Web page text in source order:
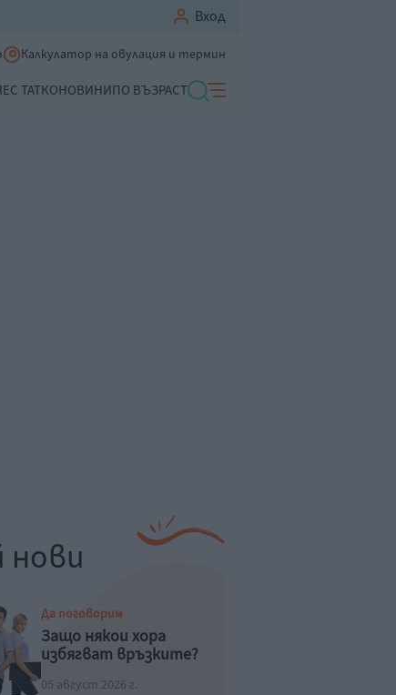
Вход
Калкулатор на овулация и термин
С ТАТКОНОВИНИПО ВЪЗРАСТ
нови
Да поговорим
Защо някои хора
избягват връзките?
05 август 2026 г.